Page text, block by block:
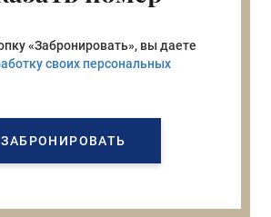
«Забронировать», вы даете
своих персональных
ЗАБРОНИРОВАТЬ
на обработку своих персональных
данных
Перезвоните мне